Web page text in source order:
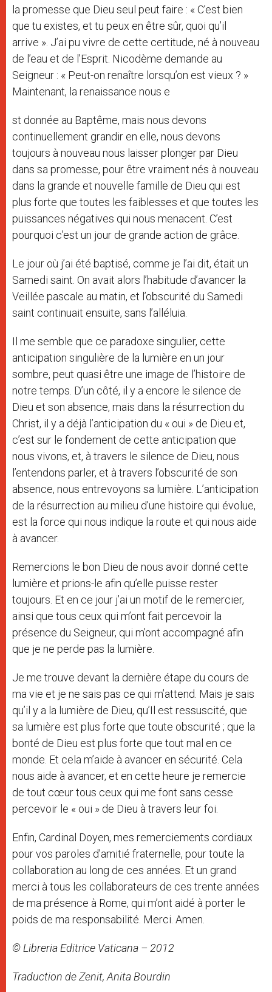
la promesse que Dieu seul peut faire : « C’est bien
que tu existes, et tu peux en être sûr, quoi qu’il
arrive ». J’ai pu vivre de cette certitude, né à nouveau
de l’eau et de l’Esprit. Nicodème demande au
Seigneur : « Peut-on renaître lorsqu’on est vieux ? »
Maintenant, la renaissance nous e
st donnée au Baptême, mais nous devons
continuellement grandir en elle, nous devons
toujours à nouveau nous laisser plonger par Dieu
dans sa promesse, pour être vraiment nés à nouveau
dans la grande et nouvelle famille de Dieu qui est
plus forte que toutes les faiblesses et que toutes les
puissances négatives qui nous menacent. C’est
pourquoi c’est un jour de grande action de grâce.
Le jour où j’ai été baptisé, comme je l’ai dit, était un
Samedi saint. On avait alors l’habitude d’avancer la
Veillée pascale au matin, et l’obscurité du Samedi
saint continuait ensuite, sans l’alléluia.
Il me semble que ce paradoxe singulier, cette
anticipation singulière de la lumière en un jour
sombre, peut quasi être une image de l’histoire de
notre temps. D’un côté, il y a encore le silence de
Dieu et son absence, mais dans la résurrection du
Christ, il y a déjà l’anticipation du « oui » de Dieu et,
c’est sur le fondement de cette anticipation que
nous vivons, et, à travers le silence de Dieu, nous
l’entendons parler, et à travers l’obscurité de son
absence, nous entrevoyons sa lumière. L’anticipation
de la résurrection au milieu d’une histoire qui évolue,
est la force qui nous indique la route et qui nous aide
à avancer.
Remercions le bon Dieu de nous avoir donné cette
lumière et prions-le afin qu’elle puisse rester
toujours. Et en ce jour j’ai un motif de le remercier,
ainsi que tous ceux qui m’ont fait percevoir la
présence du Seigneur, qui m’ont accompagné afin
que je ne perde pas la lumière.
Je me trouve devant la dernière étape du cours de
ma vie et je ne sais pas ce qui m’attend. Mais je sais
qu’il y a la lumière de Dieu, qu’Il est ressuscité, que
sa lumière est plus forte que toute obscurité ; que la
bonté de Dieu est plus forte que tout mal en ce
monde. Et cela m’aide à avancer en sécurité. Cela
nous aide à avancer, et en cette heure je remercie
de tout cœur tous ceux qui me font sans cesse
percevoir le « oui » de Dieu à travers leur foi.
Enfin, Cardinal Doyen, mes remerciements cordiaux
pour vos paroles d’amitié fraternelle, pour toute la
collaboration au long de ces années. Et un grand
merci à tous les collaborateurs de ces trente années
de ma présence à Rome, qui m’ont aidé à porter le
poids de ma responsabilité. Merci. Amen.
© Libreria Editrice Vaticana – 2012
Traduction de Zenit, Anita Bourdin